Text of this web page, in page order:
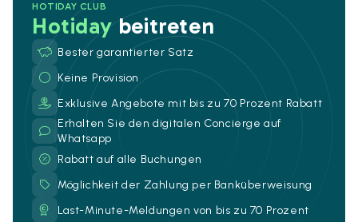
HOTIDAY CLUB
Hotidaybeitreten
Bester garantierter Satz
Keine Provision
Exklusive Angebote mit bis zu 70 Prozent Rabatt
Erhalten Sie den digitalen Concierge auf
Whatsapp
Rabatt auf alle Buchungen
Möglichkeit der Zahlung per Banküberweisung
Last-Minute-Meldungen von bis zu 70 Prozent